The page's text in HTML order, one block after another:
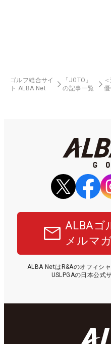
ゴルフ総合サイ
ト ALBA Net
「JGTO」
の記事一覧
ALBAゴ
メルマ
ALBA NetはR&Aのオフィシ
USLPGAの日本公式